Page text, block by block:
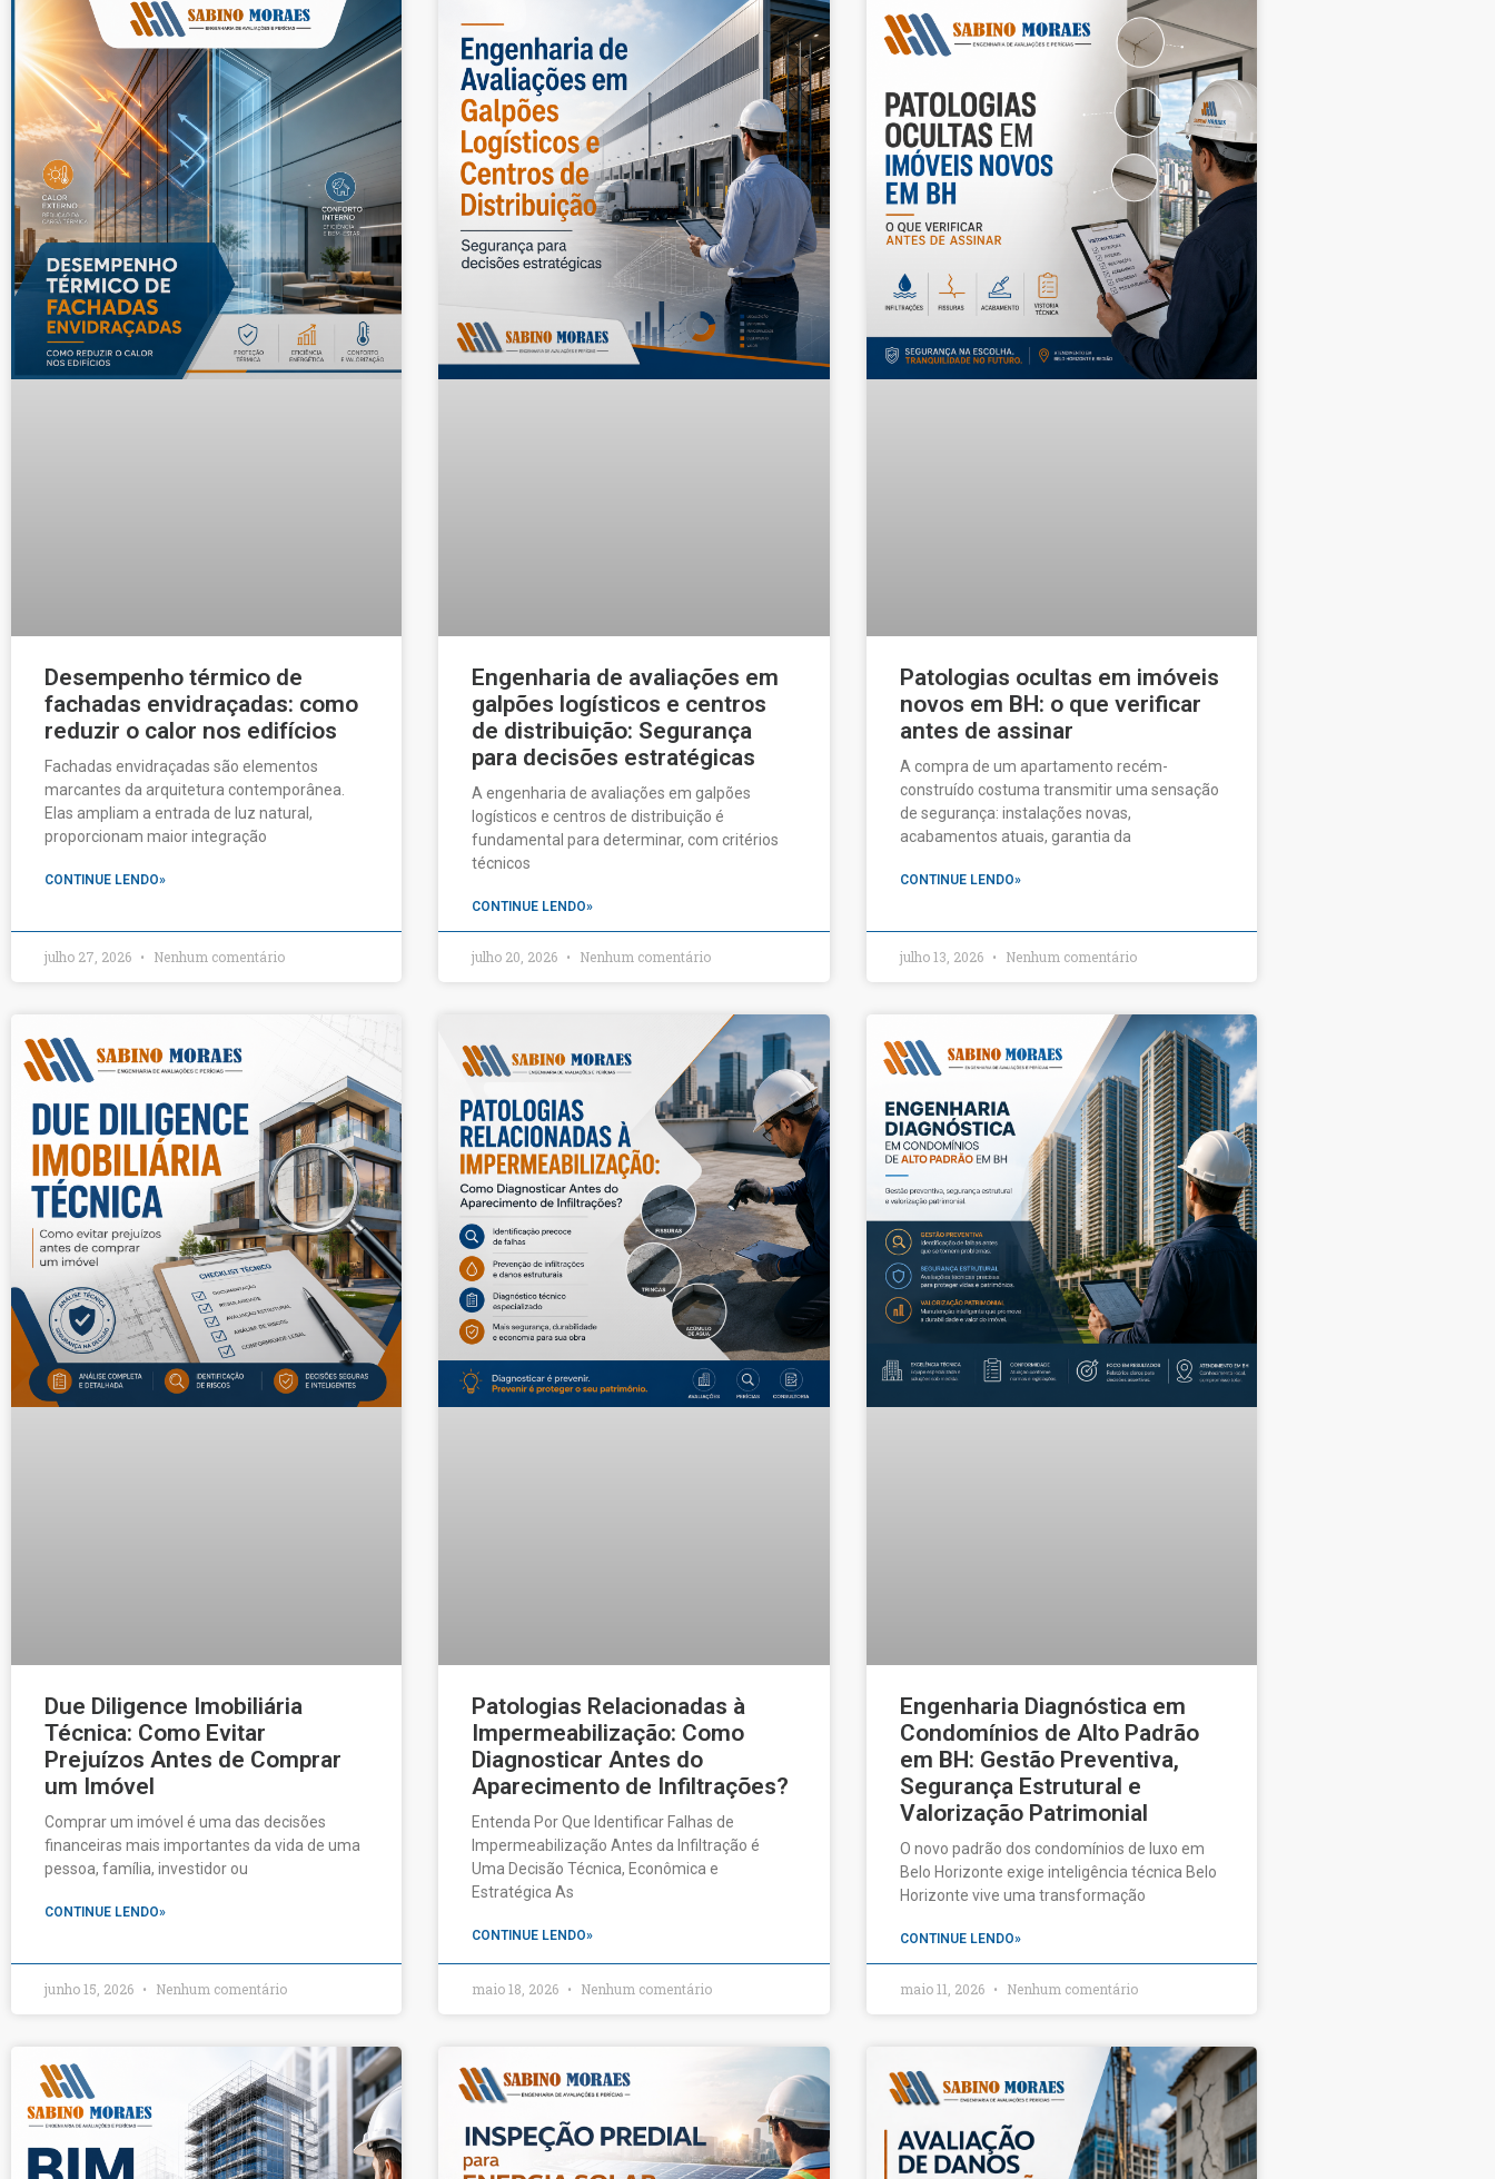
Desempenho térmico de
fachadas envidraçadas: como
reduzir o calor nos edifícios
Fachadas envidraçadas são elementos
marcantes da arquitetura contemporânea.
Elas ampliam a entrada de luz natural,
proporcionam maior integração
CONTINUE LENDO»
julho 27, 2026 Nenhum comentário
Engenharia de avaliações em
galpões logísticos e centros
de distribuição: Segurança
para decisões estratégicas
A engenharia de avaliações em galpões
logísticos e centros de distribuição é
fundamental para determinar, com critérios
técnicos
CONTINUE LENDO»
julho 20, 2026 Nenhum comentário
Patologias ocultas em imóveis
novos em BH: o que verificar
antes de assinar
A compra de um apartamento recém-
construído costuma transmitir uma sensação
de segurança: instalações novas,
acabamentos atuais, garantia da
CONTINUE LENDO»
julho 13, 2026 Nenhum comentário
Due Diligence Imobiliária
Técnica: Como Evitar
Prejuízos Antes de Comprar
um Imóvel
Comprar um imóvel é uma das decisões
financeiras mais importantes da vida de uma
pessoa, família, investidor ou
CONTINUE LENDO»
junho 15, 2026 Nenhum comentário
Patologias Relacionadas à
Impermeabilização: Como
Diagnosticar Antes do
Aparecimento de Infiltrações?
Entenda Por Que Identificar Falhas de
Impermeabilização Antes da Infiltração é
Uma Decisão Técnica, Econômica e
Estratégica As
CONTINUE LENDO»
maio 18, 2026 Nenhum comentário
Engenharia Diagnóstica em
Condomínios de Alto Padrão
em BH: Gestão Preventiva,
Segurança Estrutural e
Valorização Patrimonial
O novo padrão dos condomínios de luxo em
Belo Horizonte exige inteligência técnica Belo
Horizonte vive uma transformação
CONTINUE LENDO»
maio 11, 2026 Nenhum comentário